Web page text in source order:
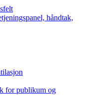
håndtak,
for publikum og